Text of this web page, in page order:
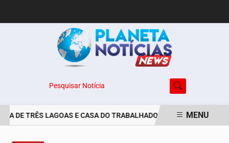
Pesquisar Notícia
DE TRÊS LAGOAS E CASA DO TRABALHADOR DIVULGAM VAGAS
MENU